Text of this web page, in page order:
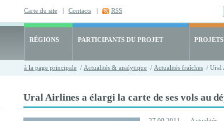
Carte du site | Contacts | RSS
RÉGIONS PARTICIPANTS DU PROJET
à la page principale / Actualités & analytique / Actualités fraîches / Ural
Ural Airlines a élargi la carte de ses vols au